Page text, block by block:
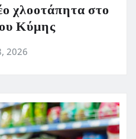
χλοοτάπητα στο
Κύμης
2026